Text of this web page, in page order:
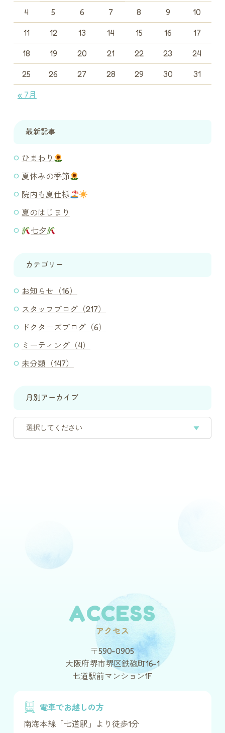
4 5 6 7 8 9 10
11 12 13 14 15 16 17
18 19 20 21 22 23 24
25 26 27 28 29 30 31
« 7月
最新記事
ひまわり
夏休みの季節
院内も夏仕様
夏のはじまり
七夕
カテゴリー
お知らせ（16）
スタッフブログ（217）
ドクターズブログ（6）
ミーティング（4）
未分類（147）
月別アーカイブ
ACCESS
アクセス
〒590-0905
大阪府堺市堺区鉄砲町16-1
七道駅前マンション1F
電車でお越しの方
南海本線「七道駅」より徒歩1分